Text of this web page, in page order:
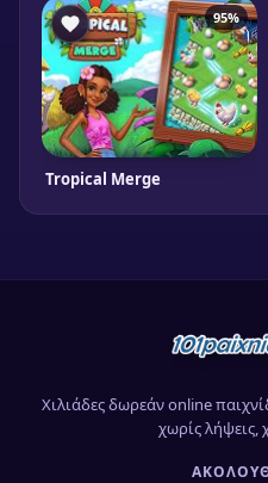
95%
Tropical Merge
Χιλιάδες δωρεάν online
χωρίς λήψεις,